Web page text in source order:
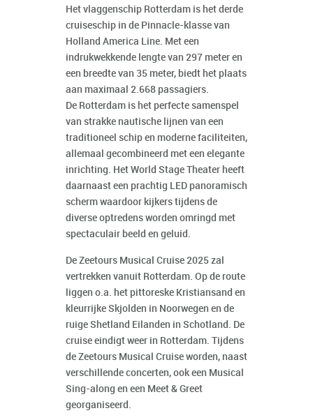
Het vlaggenschip Rotterdam is het derde
cruiseschip in de Pinnacle-klasse van
Holland America Line. Met een
indrukwekkende lengte van 297 meter en
een breedte van 35 meter, biedt het plaats
aan maximaal 2.668 passagiers.
De Rotterdam is het perfecte samenspel
van strakke nautische lijnen van een
traditioneel schip en moderne faciliteiten,
allemaal gecombineerd met een elegante
inrichting. Het World Stage Theater heeft
daarnaast een prachtig LED panoramisch
scherm waardoor kijkers tijdens de
diverse optredens worden omringd met
spectaculair beeld en geluid.
De Zeetours Musical Cruise 2025 zal
vertrekken vanuit Rotterdam. Op de route
liggen o.a. het pittoreske Kristiansand en
kleurrijke Skjolden in Noorwegen en de
ruige Shetland Eilanden in Schotland. De
cruise eindigt weer in Rotterdam. Tijdens
de Zeetours Musical Cruise worden, naast
verschillende concerten, ook een Musical
Sing-along en een Meet & Greet
georganiseerd.